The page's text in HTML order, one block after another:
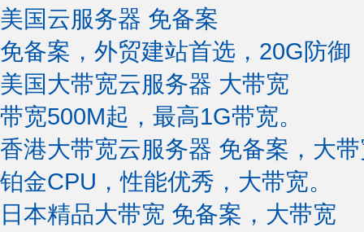
美国云服务器 免备案
免备案，外贸建站首选，20G防御
美国大带宽云服务器 大带宽
带宽500M起，最高1G带宽。
香港大带宽云服务器 免备案，大
铂金CPU，性能优秀，大带宽。
日本精品大带宽 免备案，大带宽